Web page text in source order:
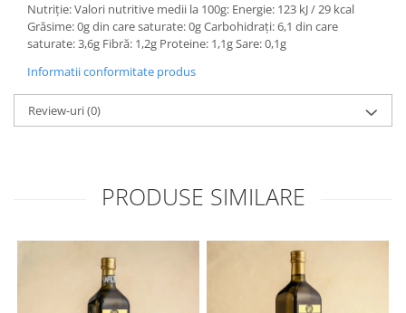
Nutriție: Valori nutritive medii la 100g: Energie: 123 kJ / 29 kcal
Grăsime: 0g din care saturate: 0g Carbohidrați: 6,1 din care
saturate: 3,6g Fibră: 1,2g Proteine: 1,1g Sare: 0,1g
Informatii conformitate produs
Review-uri(0)
PRODUSE SIMILARE